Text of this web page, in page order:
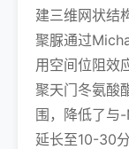
建三维网状结
聚脲通过
用空间位阻效
聚天门冬氨酸
围，降低了与
延长至10-30